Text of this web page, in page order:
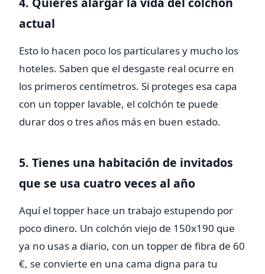
actual
Esto lo hacen poco los particulares y mucho los
hoteles. Saben que el desgaste real ocurre en
los primeros centímetros. Si proteges esa capa
con un topper lavable, el colchón te puede
durar dos o tres años más en buen estado.
5. Tienes una habitación de invitados
que se usa cuatro veces al año
Aquí el topper hace un trabajo estupendo por
poco dinero. Un colchón viejo de 150x190 que
ya no usas a diario, con un topper de fibra de 60
€, se convierte en una cama digna para tu